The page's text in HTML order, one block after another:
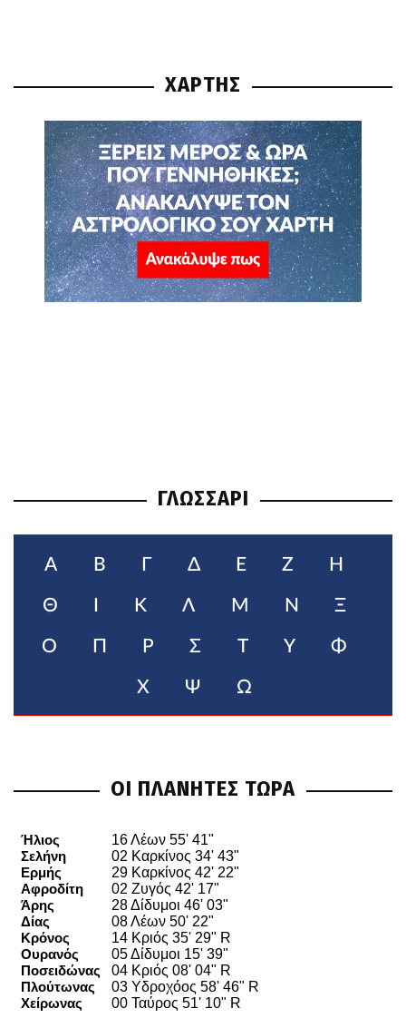
ΧΑΡΤΗΣ
ΓΛΩΣΣΑΡΙ
Α Β Γ Δ Ε Ζ Η
Θ Κ Λ Μ Ν Ξ
Ο Π Ρ Σ Τ Υ Φ
Χ Ψ Ω
ΟΙ ΠΛΑΝΗΤΕΣ ΤΩΡΑ